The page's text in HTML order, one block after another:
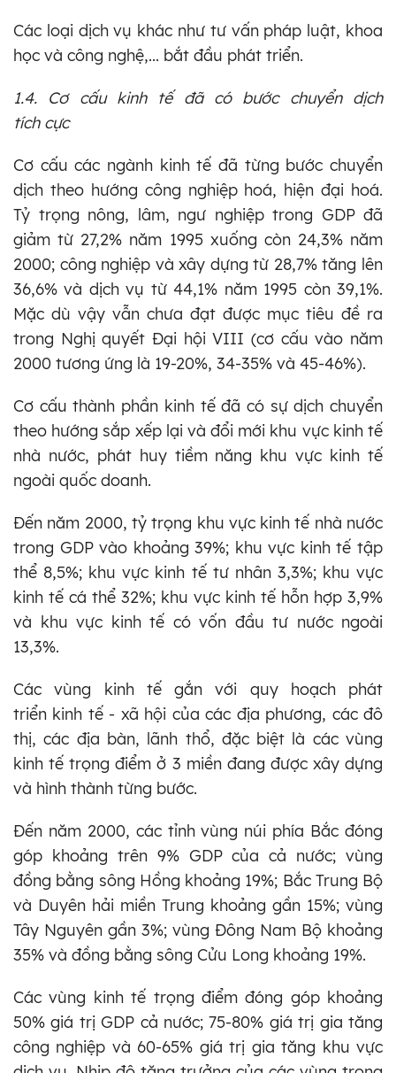
Các loại dịch vụ khác như tư vấn pháp luật, khoa
học và công nghệ,... bắt đầu phát triển.
1.4. Cơ cấu kinh tế đã có bước chuyển dịch
tích cực
Cơ cấu các ngành kinh tế đã từng bước chuyển
dịch theo hướng công nghiệp hoá, hiện đại hoá.
Tỷ trọng nông, lâm, ngư nghiệp trong GDP đã
giảm từ 27,2% năm 1995 xuống còn 24,3% năm
2000; công nghiệp và xây dựng từ 28,7% tăng lên
36,6% và dịch vụ từ 44,1% năm 1995 còn 39,1%.
Mặc dù vậy vẫn chưa đạt được mục tiêu đề ra
trong Nghị quyết Đại hội VIII (cơ cấu vào năm
2000 tương ứng là 19-20%, 34-35% và 45-46%).
Cơ cấu thành phần kinh tế đã có sự dịch chuyển
theo hướng sắp xếp lại và đổi mới khu vực kinh tế
nhà nước, phát huy tiềm năng khu vực kinh tế
ngoài quốc doanh.
Đến năm 2000, tỷ trọng khu vực kinh tế nhà nước
trong GDP vào khoảng 39%; khu vực kinh tế tập
thể 8,5%; khu vực kinh tế tư nhân 3,3%; khu vực
kinh tế cá thể 32%; khu vực kinh tế hỗn hợp 3,9%
và khu vực kinh tế có vốn đầu tư nước ngoài
13,3%.
Các vùng kinh tế gắn với quy hoạch phát
triển kinh tế - xã hội của các địa phương, các đô
thị, các địa bàn, lãnh thổ, đặc biệt là các vùng
kinh tế trọng điểm ở 3 miền đang được xây dựng
và hình thành từng bước.
Đến năm 2000, các tỉnh vùng núi phía Bắc đóng
góp khoảng trên 9% GDP của cả nước; vùng
đồng bằng sông Hồng khoảng 19%; Bắc Trung Bộ
và Duyên hải miền Trung khoảng gần 15%; vùng
Tây Nguyên gần 3%; vùng Đông Nam Bộ khoảng
35% và đồng bằng sông Cửu Long khoảng 19%.
Các vùng kinh tế trọng điểm đóng góp khoảng
50% giá trị GDP cả nước; 75-80% giá trị gia tăng
công nghiệp và 60-65% giá trị gia tăng khu vực